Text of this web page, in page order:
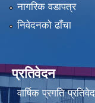
नागरिक वडापत्र
निवेदनको ढाँचा
प्रतिवेदन
वार्षिक प्रगति